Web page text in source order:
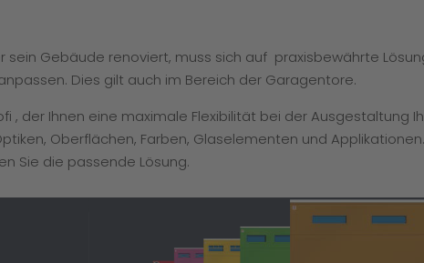
Gebäude renoviert, muss sich auf praxisbewährte
Dies gilt auch im Bereich der Garagentore.
, der Ihnen eine maximale Flexibilität bei der Ausgestaltung
Oberflächen, Farben, Glaselementen und
Sie die passende Lösung.